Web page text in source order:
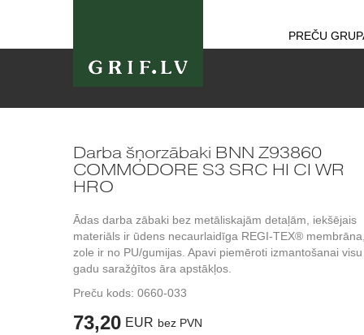
PREČU
Darba šņorzābaki BNN Z93860
COMMODORE S3 SRC HI CI WR
HRO
Ādas darba zābaki bez metāliskajām detaļām, iekšējais
materiāls ir ūdens necaurlaidīga REGI-TEX®
zole ir no PU/gumijas. Apavi piemēroti izmantošanai visu
gadu saražģītos āra apstākļos.
Preču kods: 0660-033
73,20 EUR bez PVN